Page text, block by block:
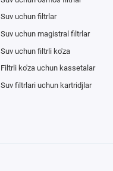
Suv uchun filtrlar
Suv uchun magistral filtrlar
Suv uchun filtrli ko'za
Filtrli ko'za uchun kassetalar
Suv filtrlari uchun kartridjlar